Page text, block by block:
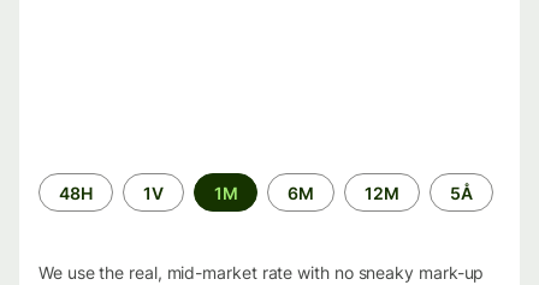
Time
period
48H 1V 1M 6M 12M 5Å
We use the real, mid-market rate with no sneaky mark-up